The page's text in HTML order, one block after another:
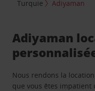
Turquie
Adiyaman
Adiyaman
Nous rendons la
que vous êtes